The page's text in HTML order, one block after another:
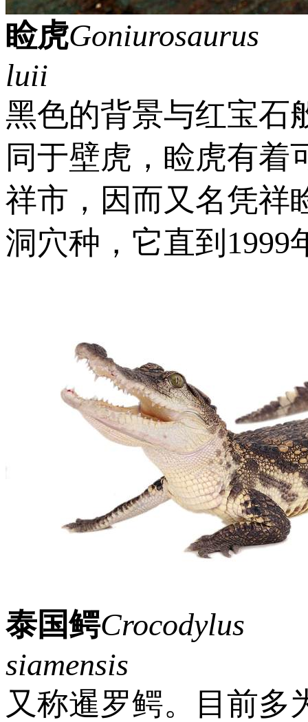
睑虎Goniurosaurus
luii
黑色的背景与红宝石
同于壁虎，睑虎有着
祥市，因而又名凭祥
洞穴种，它直到1999
泰国鳄Crocodylus
siamensis
又称暹罗鳄。目前多